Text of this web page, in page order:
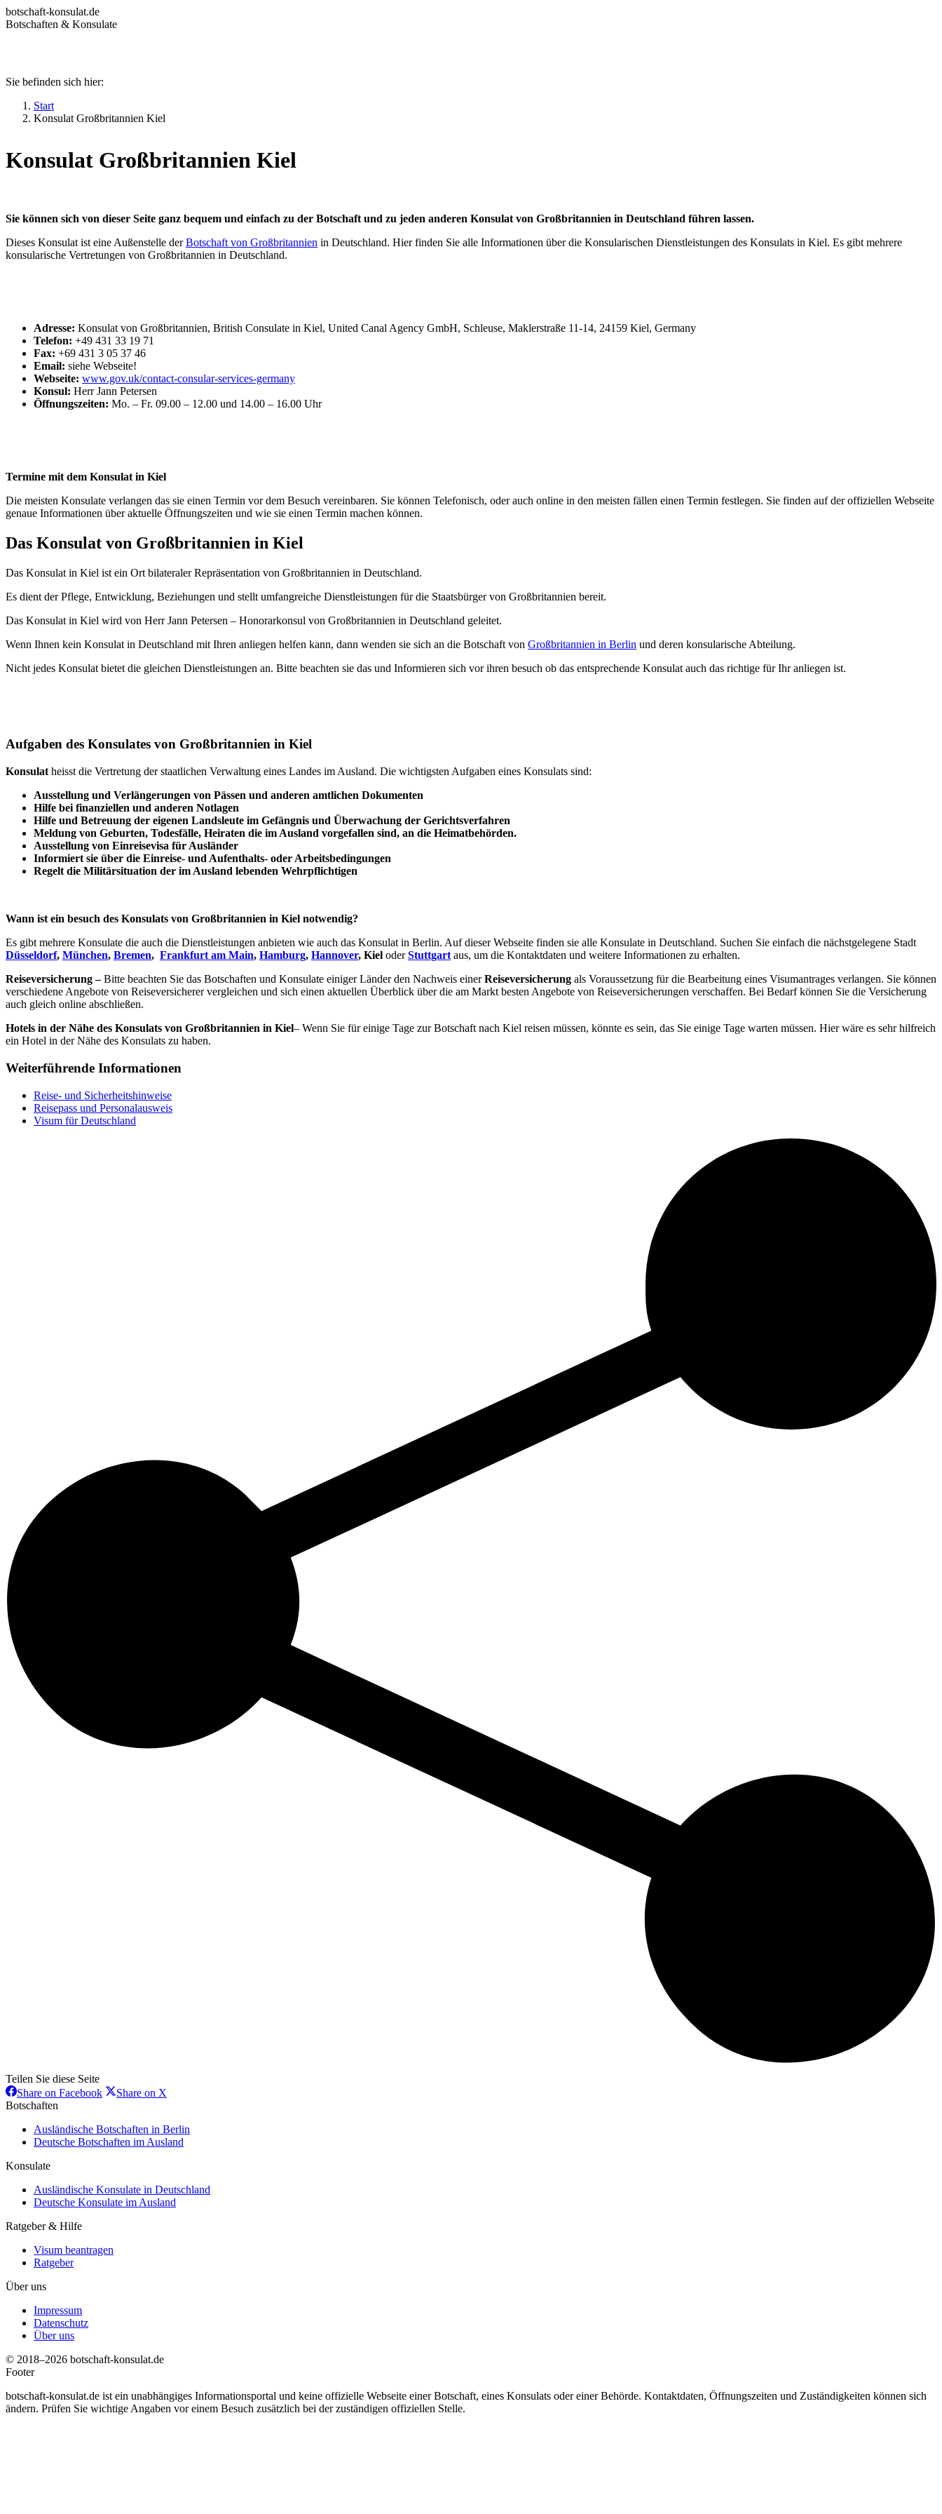
Zum
Inhalt
botschaft-konsulat.de
Botschaften & Konsulate
Startseite
Botschaften im Ausland
Konsulate in Deutschland
Ratgeber
Sie befinden sich hier:
Start
Konsulat Großbritannien Kiel
Konsulat Großbritannien Kiel
Sie können sich von dieser Seite ganz bequem und einfach zu der Botschaft und zu jeden anderen Konsulat von Großbritannien in Deutschland führen lassen.
Dieses Konsulat ist eine Außenstelle derBotschaft von Großbritannien in Deutschland. Hier finden Sie alle Informationen über die Konsularischen Dienstleistungen des Konsulats in Kiel. Es gibt mehrere
konsularische Vertretungen von Großbritannien in Deutschland.
Adresse: Konsulat von Großbritannien, British Consulate in Kiel, United Canal Agency GmbH, Schleuse, Maklerstraße 11-14, 24159 Kiel, Germany
Telefon: +49 431 33 19 71
Fax: +69 431 3 05 37 46
Email: siehe Webseite!
Webseite: www.gov.uk/contact-consular-services-germany
Konsul: Herr Jann Petersen
Öffnungszeiten: Mo. – Fr. 09.00 – 12.00 und 14.00 – 16.00 Uhr
Termine mit dem Konsulat in Kiel
Die meisten Konsulate verlangen das sie einen Termin vor dem Besuch vereinbaren. Sie können Telefonisch, oder auch online in den meisten fällen einen Termin festlegen. Sie finden auf der offiziellen Webseite
genaue Informationen über aktuelle Öffnungszeiten und wie sie einen Termin machen können.
Das Konsulat von Großbritannien in Kiel
Das Konsulat in Kiel ist ein Ort bilateraler Repräsentation von Großbritannien in Deutschland.
Es dient der Pflege, Entwicklung, Beziehungen und stellt umfangreiche Dienstleistungen für die Staatsbürger von Großbritannien bereit.
Das Konsulat in Kiel wird von Herr Jann Petersen – Honorarkonsul von Großbritannien in Deutschland geleitet.
Wenn Ihnen kein Konsulat in Deutschland mit Ihren anliegen helfen kann, dann wenden sie sich an die Botschaft von Großbritannien in Berlin und deren konsularische Abteilung.
Nicht jedes Konsulat bietet die gleichen Dienstleistungen an. Bitte beachten sie das und Informieren sich vor ihren besuch ob das entsprechende Konsulat auch das richtige für Ihr anliegen ist.
Aufgaben des Konsulates von Großbritannien in Kiel
Konsulat heisst die Vertretung der staatlichen Verwaltung eines Landes im Ausland. Die wichtigsten Aufgaben eines Konsulats sind:
Ausstellung und Verlängerungen von Pässen und anderen amtlichen Dokumenten
Hilfe bei finanziellen und anderen Notlagen
Hilfe und Betreuung der eigenen Landsleute im Gefängnis und Überwachung der Gerichtsverfahren
Meldung von Geburten, Todesfälle, Heiraten die im Ausland vorgefallen sind, an die Heimatbehörden.
Ausstellung von Einreisevisa für Ausländer
Informiert sie über die Einreise- und Aufenthalts- oder Arbeitsbedingungen
Regelt die Militärsituation der im Ausland lebenden Wehrpflichtigen
Wann ist ein besuch des Konsulats von Großbritannien in Kiel notwendig?
Es gibt mehrere Konsulate die auch die Dienstleistungen anbieten wie auch das Konsulat in Berlin. Auf dieser Webseite finden sie alle Konsulate in Deutschland. Suchen Sie einfach die nächstgelegene Stadt
Düsseldorf, München, Bremen, Frankfurt am Main, Hamburg, Hannover, Kiel oderStuttgart aus, um die Kontaktdaten und weitere Informationen zu erhalten.
Reiseversicherung –Bitte beachten Sie das Botschaften und Konsulate einiger Länder den Nachweis einerReiseversicherung als Voraussetzung für die Bearbeitung eines Visumantrages verlangen. Sie können
verschiedene Angebote von Reiseversicherer vergleichen und sich einen aktuellen Überblick über die am Markt besten Angebote von Reiseversicherungen verschaffen. Bei Bedarf können Sie die Versicherung
auch gleich online abschließen.
Hotels in der Nähe des Konsulats von Großbritannien in Kiel– Wenn Sie für einige Tage zur Botschaft nach Kiel reisen müssen, könnte es sein, das Sie einige Tage warten müssen. Hier wäre es sehr hilfreich
ein Hotel in der Nähe des Konsulats zu haben.
Weiterführende Informationen
Reise- und Sicherheitshinweise
Reisepass und Personalausweis
Visum für Deutschland
Teilen Sie diese Seite
Share on FacebookShareShare on X
Botschaften
Ausländische Botschaften in Berlin
Deutsche Botschaften im Ausland
Konsulate
Ausländische Konsulate in Deutschland
Deutsche Konsulate im Ausland
Ratgeber & Hilfe
Visum beantragen
Ratgeber
Über uns
Impressum
Datenschutz
Über uns
© 2018–2026 botschaft-konsulat.de
Footer
botschaft-konsulat.de ist ein unabhängiges Informationsportal und keine offizielle Webseite einer Botschaft, eines Konsulats oder einer Behörde. Kontaktdaten, Öffnungszeiten und Zuständigkeiten können sich
ändern. Prüfen Sie wichtige Angaben vor einem Besuch zusätzlich bei der zuständigen offiziellen Stelle.